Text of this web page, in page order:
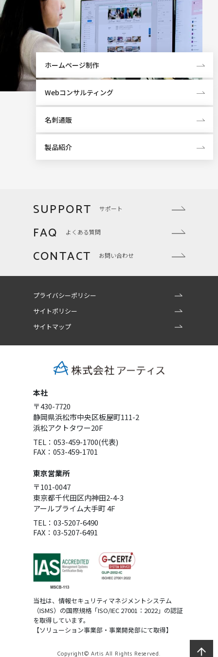
ホームページ制作
Webコンサルティング
名刺通販
製品紹介
SUPPORT サポート
FAQ よくある質問
CONTACT お問い合わせ
プライバシーポリシー
サイトポリシー
サイトマップ
本社
〒430-7720
静岡県浜松市中央区板屋町111-2
浜松アクトタワー20F
TEL：053-459-1700(代表)
FAX：053-459-1701
東京営業所
〒101-0047
東京都千代田区内神田2-4-3
アールプライム大手町 4F
TEL：03-5207-6490
FAX：03-5207-6491
当社は、情報セキュリティマネジメントシステム
（ISMS）の国際規格「ISO/IEC 27001：2022」の認証
を取得しています。
【ソリューション事業部・事業開発部にて取得】
Copyright© Artis All Rights Reserved.